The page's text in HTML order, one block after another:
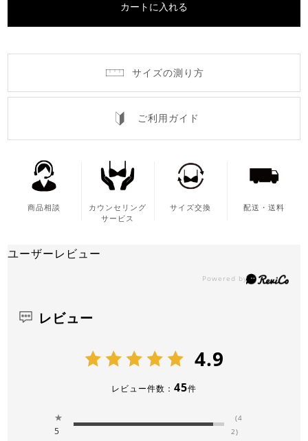
カートに入れる
サイズの測り方
ご利用ガイド
商品相談
カウンセリング
サービス
サイズ交換 配送・送料
ユーザーレビュー
レビュー
4.9
レビュー件数： 45件
★
5
(4
2)